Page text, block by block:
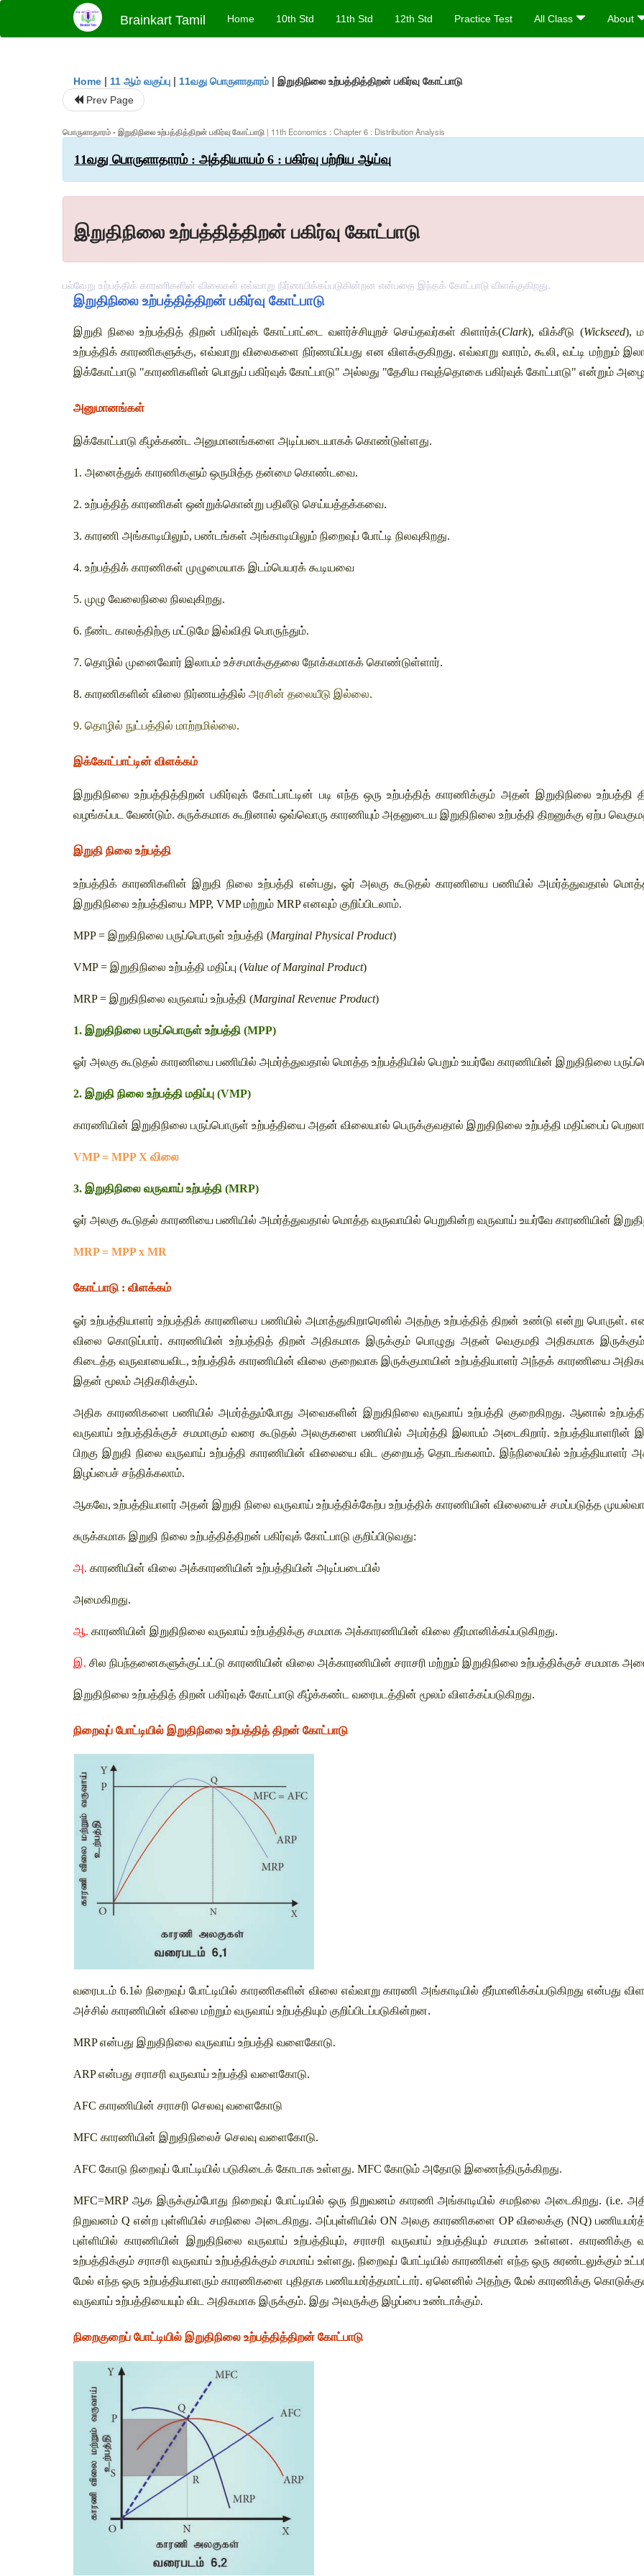
Brainkart Tamil Home 10th Std 11th Std 12th Std Practice Test All Class About
Home | 11 ஆம் வகுப்பு | 11வது பொருளாதாரம் | இறுதிநிலை உற்பத்தித்திறன் பகிர்வு கோட்பாடு
Prev Page
பொருளாதாரம் - இறுதிநிலை உற்பத்தித்திறன் பகிர்வு கோட்பாடு | 11th Economics : Chapter 6 : Distribution Analysis
11வது பொருளாதாரம் : அத்தியாயம் 6 : பகிர்வு பற்றிய ஆய்வு
இறுதிநிலை உற்பத்தித்திறன் பகிர்வு கோட்பாடு
பல்வேறு உற்பத்திக் காரணிகளின் விலைகள் எவ்வாறு நிர்ணயிக்கப்படுகின்றன என்பதை இந்தக் கோட்பாடு விளக்குகிறது.
இறுதிநிலை உற்பத்தித்திறன் பகிர்வு கோட்பாடு
இறுதி நிலை உற்பத்தித் திறன் பகிர்வுக் கோட்பாட்டை வளர்ச்சியுறச் செய்தவர்கள் கிளார்க்(Clark), விக்சீடு (Wickseed),
உற்பத்திக் காரணிகளுக்கு, எவ்வாறு விலைகளை நிர்ணயிப்பது என விளக்குகிறது. எவ்வாறு வாரம், கூலி, வட்டி மற்றும்
இக்கோட்பாடு "காரணிகளின் பொதுப் பகிர்வுக் கோட்பாடு" அல்லது "தேசிய ஈவுத்தொகை பகிர்வுக் கோட்பாடு" என்றும்
அனுமானங்கள்
இக்கோட்பாடு கீழக்கண்ட அனுமானங்களை அடிப்படையாகக் கொண்டுள்ளது.
1. அனைத்துக் காரணிகளும் ஒருமித்த தன்மை கொண்டவை.
2. உற்பத்தித் காரணிகள் ஒன்றுக்கொன்று பதிலீடு செய்யத்தக்கவை.
3. காரணி அங்காடியிலும், பண்டங்கள் அங்காடியிலும் நிறைவுப் போட்டி நிலவுகிறது.
4. உற்பத்திக் காரணிகள் முழுமையாக இடம்பெயரக் கூடியவை
5. முழு வேலைநிலை நிலவுகிறது.
6. நீண்ட காலத்திற்கு மட்டுமே இவ்விதி பொருந்தும்.
7. தொழில் முனைவோர் இலாபம் உச்சமாக்குதலை நோக்கமாகக் கொண்டுள்ளார்.
8. காரணிகளின் விலை நிர்ணயத்தில் அரசின் தலையீடு இல்லை.
9. தொழில் நுட்பத்தில் மாற்றமில்லை.
இக்கோட்பாட்டின் விளக்கம்
இறுதிநிலை உற்பத்தித்திறன் பகிர்வுக் கோட்பாட்டின் படி எந்த ஒரு உற்பத்தித் காரணிக்கும் அதன் இறுதிநிலை
வழங்கப்பட வேண்டும். சுருக்கமாக கூறினால் ஒவ்வொரு காரணியும் அதனுடைய இறுதிநிலை உற்பத்தி திறனுக்கு ஏற்ப
இறுதி நிலை உற்பத்தி
உற்பத்திக் காரணிகளின் இறுதி நிலை உற்பத்தி என்பது, ஓர் அலகு கூடுதல் காரணியை பணியில் அமர்த்துவதால்
இறுதிநிலை உற்பத்தியை MPP, VMP மற்றும் MRP எனவும் குறிப்பிடலாம்.
MPP = இறுதிநிலை பருப்பொருள் உற்பத்தி (Marginal Physical Product)
VMP = இறுதிநிலை உற்பத்தி மதிப்பு (Value of Marginal Product)
MRP = இறுதிநிலை வருவாய் உற்பத்தி (Marginal Revenue Product)
1. இறுதிநிலை பருப்பொருள் உற்பத்தி (MPP)
ஓர் அலகு கூடுதல் காரணியை பணியில் அமர்த்துவதால் மொத்த உற்பத்தியில் பெறும் உயர்வே காரணியின் இறுதிநிலை
2. இறுதி நிலை உற்பத்தி மதிப்பு (VMP)
காரணியின் இறுதிநிலை பருப்பொருள் உற்பத்தியை அதன் விலையால் பெருக்குவதால் இறுதிநிலை உற்பத்தி மதிப்பைப் பெறலாம்.
VMP = MPP X விலை
3. இறுதிநிலை வருவாய் உற்பத்தி (MRP)
ஓர் அலகு கூடுதல் காரணியை பணியில் அமர்த்துவதால் மொத்த வருவாயில் பெறுகின்ற வருவாய் உயர்வே காரணியின்
MRP = MPP x MR
கோட்பாடு : விளக்கம்
ஓர் உற்பத்தியாளர் உற்பத்திக் காரணியை பணியில் அமாத்துகிறாரெனில் அதற்கு உற்பத்தித் திறன் உண்டு என்று பொருள்.
விலை கொடுப்பார். காரணியின் உற்பத்தித் திறன் அதிகமாக இருக்கும் பொழுது அதன் வெகுமதி அதிகமாக
கிடைத்த வருவாயைவிட, உற்பத்திக் காரணியின் விலை குறைவாக இருக்குமாயின் உற்பத்தியாளர் அந்தக் காரணியை
இதன் மூலம் அதிகரிக்கும்.
அதிக காரணிகளை பணியில் அமர்த்தும்போது அவைகளின் இறுதிநிலை வருவாய் உற்பத்தி குறைகிறது. ஆனால்
வருவாய் உற்பத்திக்குச் சமமாகும் வரை கூடுதல் அலகுகளை பணியில் அமர்த்தி இலாபம் அடைகிறார். உற்பத்தியாளரின்
பிறகு இறுதி நிலை வருவாய் உற்பத்தி காரணியின் விலையை விட குறையத் தொடங்கலாம். இந்நிலையில்
இழப்பைச் சந்திக்கலாம்.
ஆகவே, உற்பத்தியாளர் அதன் இறுதி நிலை வருவாய் உற்பத்திக்கேற்ப உற்பத்திக் காரணியின் விலையைச் சமப்படுத்த
சுருக்கமாக இறுதி நிலை உற்பத்தித்திறன் பகிர்வுக் கோட்பாடு குறிப்பிடுவது:
அ. காரணியின் விலை அக்காரணியின் உற்பத்தியின் அடிப்படையில்
அமைகிறது.
ஆ. காரணியின் இறுதிநிலை வருவாய் உற்பத்திக்கு சமமாக அக்காரணியின் விலை தீர்மானிக்கப்படுகிறது.
இ. சில நிபந்தனைகளுக்குட்பட்டு காரணியின் விலை அக்காரணியின் சராசரி மற்றும் இறுதிநிலை உற்பத்திக்குச் சமமாக
இறுதிநிலை உற்பத்தித் திறன் பகிர்வுக் கோட்பாடு கீழ்க்கண்ட வரைபடத்தின் மூலம் விளக்கப்படுகிறது.
நிறைவுப் போட்டியில் இறுதிநிலை உற்பத்தித் திறன் கோட்பாடு
வரைபடம் 6.1ல் நிறைவுப் போட்டியில் காரணிகளின் விலை எவ்வாறு காரணி அங்காடியில் தீர்மானிக்கப்படுகிறது என்பது
அச்சில் காரணியின் விலை மற்றும் வருவாய் உற்பத்தியும் குறிப்பிடப்படுகின்றன.
MRP என்பது இறுதிநிலை வருவாய் உற்பத்தி வளைகோடு.
ARP என்பது சராசரி வருவாய் உற்பத்தி வளைகோடு.
AFC காரணியின் சராசரி செலவு வளைகோடு
MFC காரணியின் இறுதிநிலைச் செலவு வளைகோடு.
AFC கோடு நிறைவுப் போட்டியில் படுகிடைக் கோடாக உள்ளது. MFC கோடும் அதோடு இணைந்திருக்கிறது.
MFC=MRP ஆக இருக்கும்போது நிறைவுப் போட்டியில் ஒரு நிறுவனம் காரணி அங்காடியில் சமநிலை அடைகிறது. (i.e.
நிறுவனம் Q என்ற புள்ளியில் சமநிலை அடைகிறது. அப்புள்ளியில் ON அலகு காரணிகளை OP விலைக்கு (NQ)
புள்ளியில் காரணியின் இறுதிநிலை வருவாய் உற்பத்தியும், சராசரி வருவாய் உற்பத்தியும் சமமாக உள்ளன.
உற்பத்திக்கும் சராசரி வருவாய் உற்பத்திக்கும் சமமாய் உள்ளது. நிறைவுப் போட்டியில் காரணிகள் எந்த ஒரு சுரண்டலுக்கும்
மேல் எந்த ஒரு உற்பத்தியாளரும் காரணிகளை புதிதாக பணியமர்த்தமாட்டார். ஏனெனில் அதற்கு மேல் காரணிக்கு
வருவாய் உற்பத்தியையும் விட அதிகமாக இருக்கும். இது அவருக்கு இழப்பை உண்டாக்கும்.
நிறைகுறைப் போட்டியில் இறுதிநிலை உற்பத்தித்திறன் கோட்பாடு